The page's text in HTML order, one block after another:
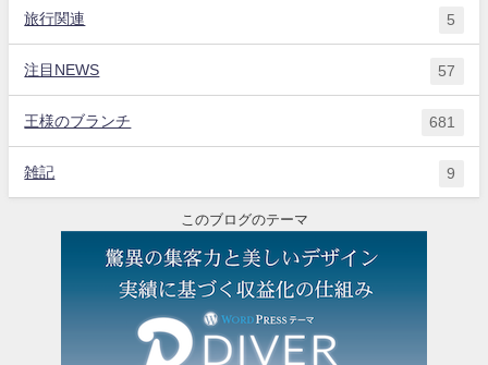
旅行関連 5
注目NEWS 57
王様のブランチ 681
雑記 9
このブログのテーマ